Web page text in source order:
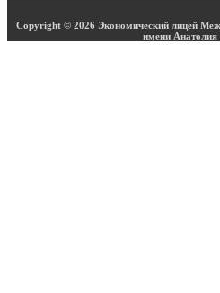
Copyright © 2026 Экономический лицей
имени Анатолия